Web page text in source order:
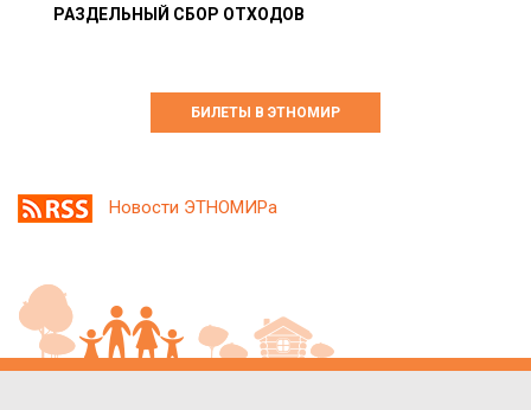
РАЗДЕЛЬНЫЙ СБОР ОТХОДОВ
БИЛЕТЫ В ЭТНОМИР
Новости ЭТНОМИРа